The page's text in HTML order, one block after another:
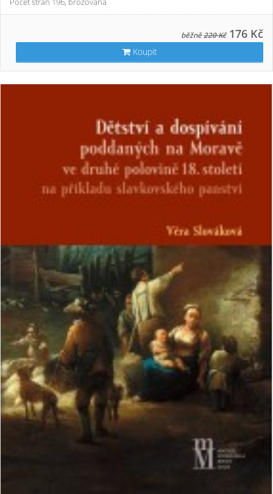
běžně220 Kč 176 Kč
Koupit